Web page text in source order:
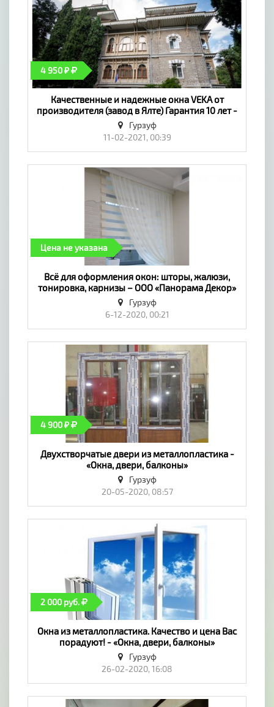
4 950 ₽
Качественные и надежные окна VEKA от
производителя (завод в Ялте) Гарантия 10 лет -
«Окна, двери, балконы»
Гурзуф
11-02-2021, 00:39
Цена не указана
​Всё для оформления окон: шторы, жалюзи,
тонировка, карнизы – ООО «Панорама Декор»
в Гурзуфе - «Окна, двери, балконы»
Гурзуф
6-12-2020, 00:21
4 900 ₽
Двухстворчатые двери из металлопластика -
«Окна, двери, балконы»
Гурзуф
20-05-2020, 08:57
2 000 руб.
Окна из металлопластика. Качество и цена Вас
порадуют! - «Окна, двери, балконы»
Гурзуф
26-02-2020, 16:08